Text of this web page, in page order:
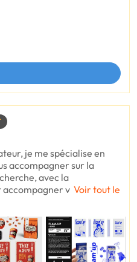
je me spécialise en
accompagner sur la
avec la
v Voir tout le